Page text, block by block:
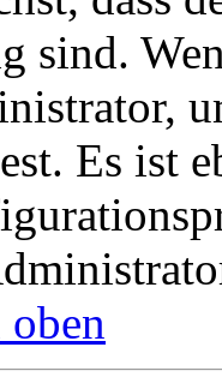
sind.
Es ist
oben